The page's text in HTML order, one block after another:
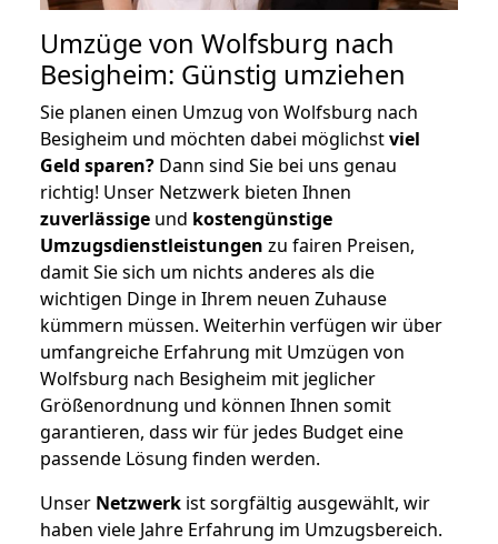
Umzüge von Wolfsburg nach
Besigheim: Günstig umziehen
Sie planen einen Umzug von Wolfsburg nach
Besigheim und möchten dabei möglichstviel
Geld sparen? Dann sind Sie bei uns genau
richtig! Unser Netzwerk bieten Ihnen
zuverlässige und kostengünstige
Umzugsdienstleistungen zu fairen Preisen,
damit Sie sich um nichts anderes als die
wichtigen Dinge in Ihrem neuen Zuhause
kümmern müssen. Weiterhin verfügen wir über
umfangreiche Erfahrung mit Umzügen von
Wolfsburg nach Besigheim mit jeglicher
Größenordnung und können Ihnen somit
garantieren, dass wir für jedes Budget eine
passende Lösung finden werden.
Unser Netzwerk ist sorgfältig ausgewählt, wir
haben viele Jahre Erfahrung im Umzugsbereich.